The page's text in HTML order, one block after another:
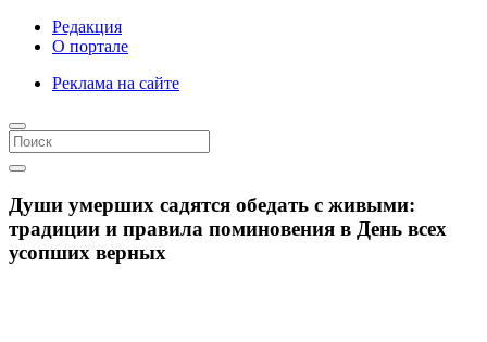
Редакция
О портале
Реклама на сайте
Души умерших садятся обедать с живыми:
традиции и правила поминовения в День всех
усопших верных